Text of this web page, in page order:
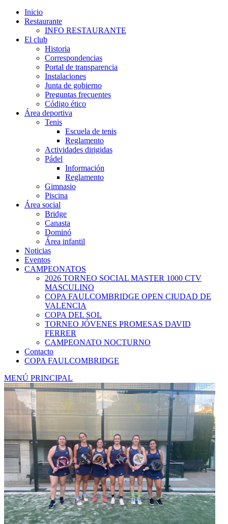
Inicio
Restaurante
INFO RESTAURANTE
El club
Historia
Correspondencias
Portal de transparencia
Instalaciones
Junta de gobierno
Preguntas frecuentes
Código ético
Área deportiva
Tenis
Escuela de tenis
Reglamento
Actividades dirigidas
Pádel
Información
Reglamento
Gimnasio
Piscina
Área social
Bridge
Canasta
Dominó
Área infantil
Noticias
Eventos
CAMPEONATOS
2026 TORNEO SOCIAL MASTER 1000 CTV
MASCULINO
COPA FAULCOMBRIDGE OPEN CIUDAD DE
VALENCIA
COPA DEL SOL
TORNEO JÓVENES PROMESAS DAVID
FERRER
CAMPEONATO NOCTURNO
Contacto
COPA FAULCOMBRIDGE
MENÚ PRINCIPAL